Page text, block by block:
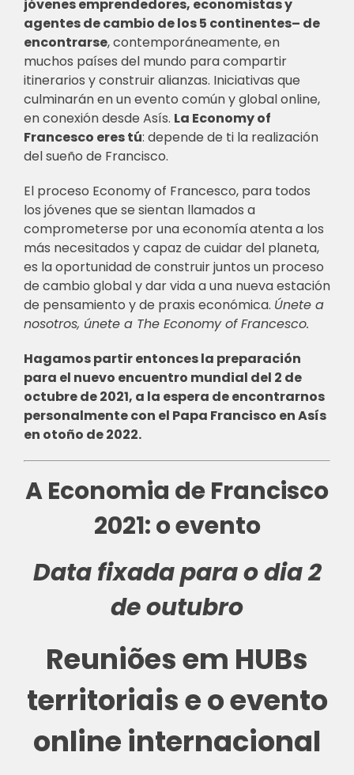
jóvenes emprendedores, economistas y
agentes de cambio de los 5 continentes– de
encontrarse, contemporáneamente, en
muchos países del mundo para compartir
itinerarios y construir alianzas. Iniciativas que
culminarán en un evento común y global online,
en conexión desde Asís. La Economy of
Francesco eres tú: depende de ti la realización
del sueño de Francisco.
El proceso Economy of Francesco, para todos
los jóvenes que se sientan llamados a
comprometerse por una economía atenta a los
más necesitados y capaz de cuidar del planeta,
es la oportunidad de construir juntos un proceso
de cambio global y dar vida a una nueva estación
de pensamiento y de praxis económica. Únete a
nosotros, únete a The Economy of Francesco.
Hagamos partir entonces la preparación
para el nuevo encuentro mundial del 2 de
octubre de 2021, a la espera de encontrarnos
personalmente con el Papa Francisco en Asís
en otoño de 2022.
A Economia de Francisco
2021: o evento
Data fixada para o dia 2
de outubro
Reuniões em HUBs
territoriais e o evento
online internacional